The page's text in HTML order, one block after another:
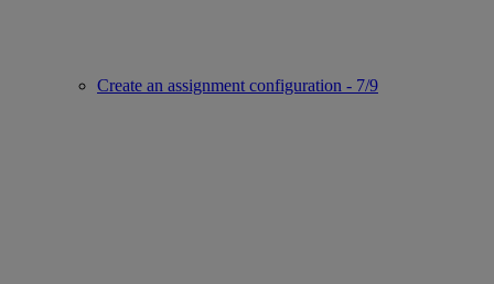
Create an assignment configuration - 7/9